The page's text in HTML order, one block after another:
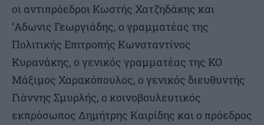
οι αντιπρόεδροι Κωστής Χατζηδάκης και
‘Αδωνις Γεωργιάδης, ο γραμματέας της
Πολιτικής Επιτροπής Κωνσταντίνος
Κυρανάκης, ο γενικός γραμματέας της ΚΟ
Μάξιμος Χαρακόπουλος, ο γενικός διευθυντής
Γιάννης Σμυρλής, ο κοινοβουλευτικός
εκπρόσωπος Δημήτρης Καιρίδης και ο πρόεδρος